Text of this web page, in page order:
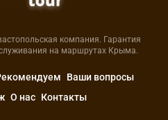
компания. Гарантия
на маршрутах Крыма.
Ваши вопросы
О нас Контакты